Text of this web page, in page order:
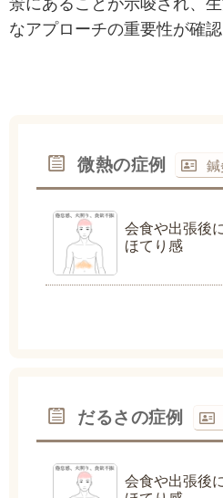
なアプローチの重要性が確認
微熱の症例
会食や出張後
ほてり感
だるさの症例
会食や出張後